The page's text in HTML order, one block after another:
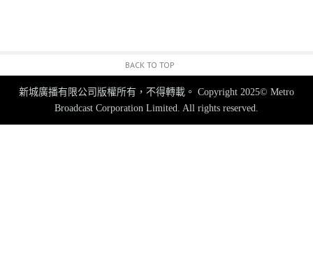
BACK TO TOP
新城廣播有限公司版權所有，不得轉載。 Copyright 2025© Metro
Broadcast Corporation Limited. All rights reserved.